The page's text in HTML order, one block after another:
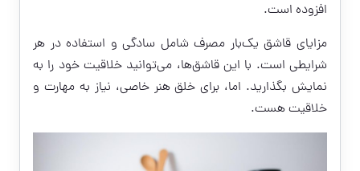
افزوده است.
مزایای قاشق یک‌بار مصرف شامل سادگی و استفاده در هر
شرایطی است. با این قاشق‌ها، می‌توانید خلاقیت خود را به
نمایش بگذارید. اما، برای خلق هنر خاصی، نیاز به مهارت و
خلاقیت هست.